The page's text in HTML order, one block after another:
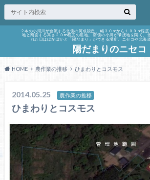
２本の小河川が合流する北側の河成段丘。 幅３０mから１００m程
地と南面する高さ２０m程度の崖地。 南側の小川が隣接地を隔て、
れた日はぽかぽかと「陽だまり」ができる場所。ニセコや北海
陽だまりのニセコ
HOME 農作業の推移 ひまわりとコスモス
2014.05.25 農作業の推移
ひまわりとコスモス